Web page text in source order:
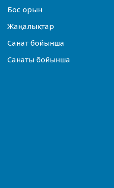
Бос орын
Жаңалықтар
Санат бойынша
Санаты бойынша